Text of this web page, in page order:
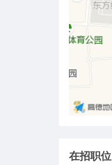
在招职位